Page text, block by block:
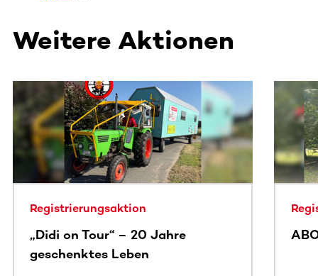
Weitere Aktionen
Dieser Bereich enthält horizontal scrollbare Inhalte.
Registrierungsaktion
„Didi on Tour“ – 20 Jahre
geschenktes Leben